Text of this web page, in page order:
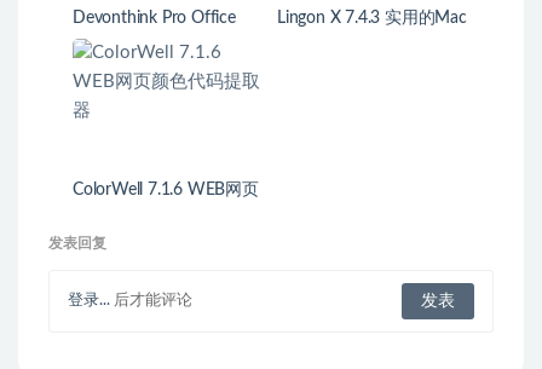
Devonthink Pro Office
Lingon X 7.4.3 实用的Mac
ColorWell 7.1.6 WEB网页
发表回复
登录... 后才能评论